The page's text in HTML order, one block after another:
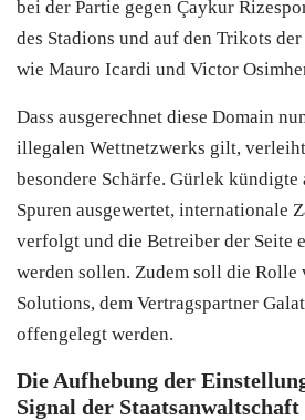
bei der Partie gegen Çaykur
des Stadions und auf den Trikots
wie Mauro Icardi und Victor
Dass ausgerechnet diese Domain
illegalen Wettnetzwerks gilt,
besondere Schärfe. Gürlek kündigte
Spuren ausgewertet, internationale
verfolgt und die Betreiber der
werden sollen. Zudem soll die Rolle
Solutions, dem Vertragspartner
offengelegt werden.
Die Aufhebung der
Signal der Staatsanwaltschaft